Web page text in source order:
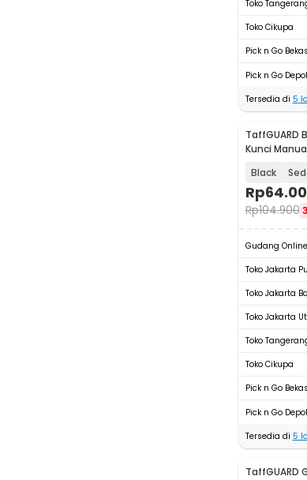
Toko
Toko Cikupa
Pick n Go
Pick n Go
Tersedia di 5
TaffGUARD
Kunci
Black
Rp
Rp104.900
Gudang Online
Toko Jakarta
Toko Jakarta
Toko Jakarta
Toko
Toko Cikupa
Pick n Go
Pick n Go
Tersedia di 5
TaffGUARD